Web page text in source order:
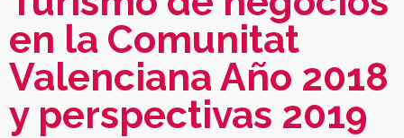
en la Comunitat
Valenciana Año 2018
y perspectivas 2019